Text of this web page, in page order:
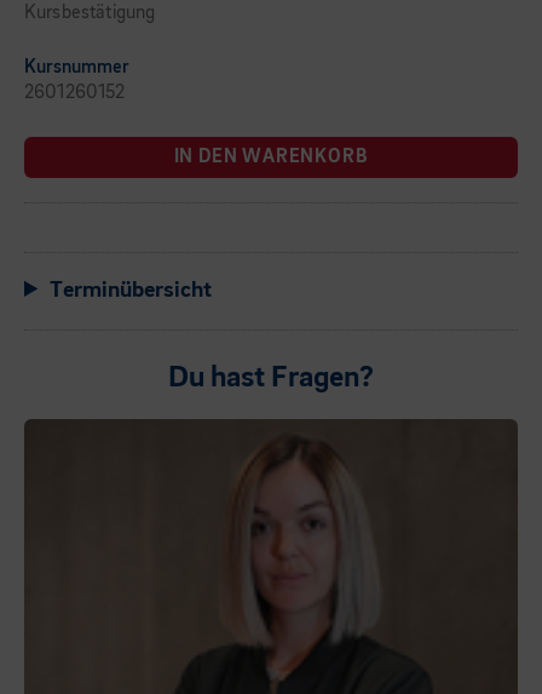
Kursbestätigung
Kursnummer
2601260152
IN DEN WARENKORB
Terminübersicht
Du hast Fragen?